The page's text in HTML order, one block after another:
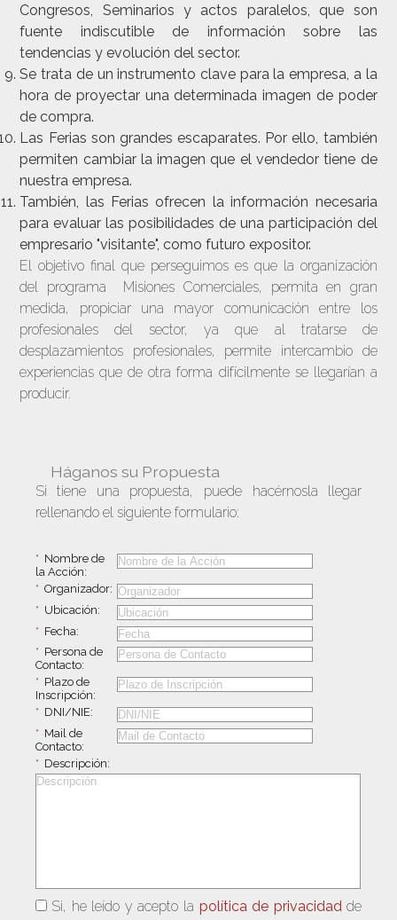
Congresos, Seminarios y actos paralelos, que son
fuente indiscutible de información sobre las
tendencias y evolución del sector.
Se trata de un instrumento clave para la empresa, a la
hora de proyectar una determinada imagen de poder
de compra.
Las Ferias son grandes escaparates. Por ello, también
permiten cambiar la imagen que el vendedor tiene de
nuestra empresa.
También, las Ferias ofrecen la información necesaria
para evaluar las posibilidades de una participación del
empresario "visitante", como futuro expositor.
El objetivo final que perseguimos es que la organización
del programa Misiones Comerciales, permita en gran
medida, propiciar una mayor comunicación entre los
profesionales del sector, ya que al tratarse de
desplazamientos profesionales, permite intercambio de
experiencias que de otra forma difícilmente se llegarían a
producir.
Háganos su Propuesta
Si tiene una propuesta, puede hacérnosla llegar
rellenando el siguiente formulario:
* Nombre de
la Acción:
* Organizador:
* Ubicación:
* Fecha:
* Persona de
Contacto:
* Plazo de
Inscripción:
* DNI/NIE:
* Mail de
Contacto:
* Descripción:
Si, he leído y acepto la política de privacidadde